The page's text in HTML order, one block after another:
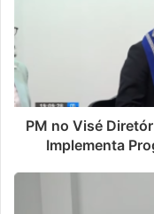
PM no Visé
Implementa